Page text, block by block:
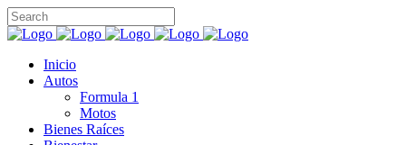
Inicio
Autos
Formula 1
Motos
Bienes Raíces